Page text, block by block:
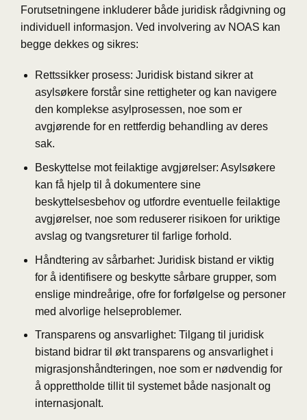
Forutsetningene inkluderer både juridisk rådgivning og
individuell informasjon. Ved involvering av NOAS kan
begge dekkes og sikres:
Rettssikker prosess: Juridisk bistand sikrer at
asylsøkere forstår sine rettigheter og kan navigere
den komplekse asylprosessen, noe som er
avgjørende for en rettferdig behandling av deres
sak.
Beskyttelse mot feilaktige avgjørelser: Asylsøkere
kan få hjelp til å dokumentere sine
beskyttelsesbehov og utfordre eventuelle feilaktige
avgjørelser, noe som reduserer risikoen for uriktige
avslag og tvangsreturer til farlige forhold.
Håndtering av sårbarhet: Juridisk bistand er viktig
for å identifisere og beskytte sårbare grupper, som
enslige mindreårige, ofre for forfølgelse og personer
med alvorlige helseproblemer.
Transparens og ansvarlighet: Tilgang til juridisk
bistand bidrar til økt transparens og ansvarlighet i
migrasjonshåndteringen, noe som er nødvendig for
å opprettholde tillit til systemet både nasjonalt og
internasjonalt.